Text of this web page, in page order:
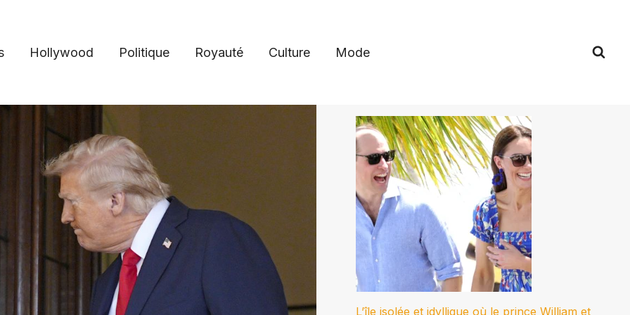
Hollywood Politique Royauté Culture Mode
L’île isolée et idyllique où le prince William et